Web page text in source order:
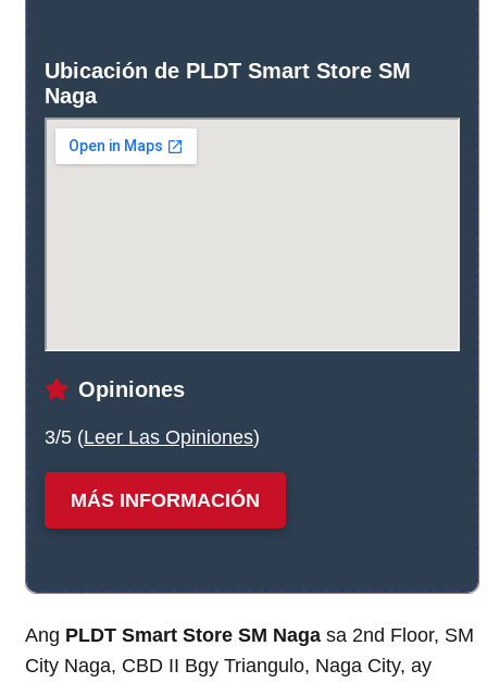
Ubicación de PLDT Smart Store SM
Naga
Opiniones
3/5 (Leer Las Opiniones)
MÁS INFORMACIÓN
Ang PLDT Smart Store SM Naga sa 2nd Floor, SM
City Naga, CBD II Bgy Triangulo, Naga City, ay